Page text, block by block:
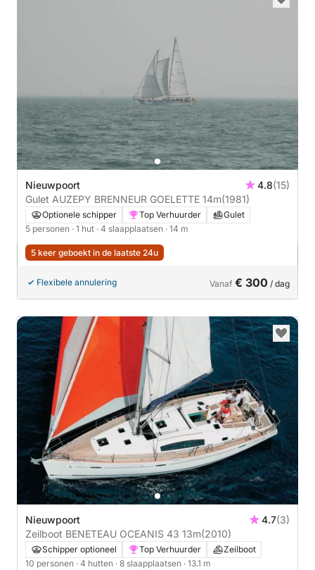
Nieuwpoort 4.8(15)
Gulet AUZEPY BRENNEUR GOELETTE 14m(1981)
Optionele schipper Top Verhuurder
Gulet
5 personen · 1 hut · 4 slaapplaatsen · 14 m
5 keer geboekt in de laatste 24u
Flexibele annulering Vanaf € 300 / dag
Nieuwpoort 4.7(3)
Zeilboot BENETEAU OCEANIS 43 13m(2010)
Schipper optioneel Top Verhuurder
Zeilboot
10 personen · 4 hutten · 8 slaapplaatsen · 13.1 m